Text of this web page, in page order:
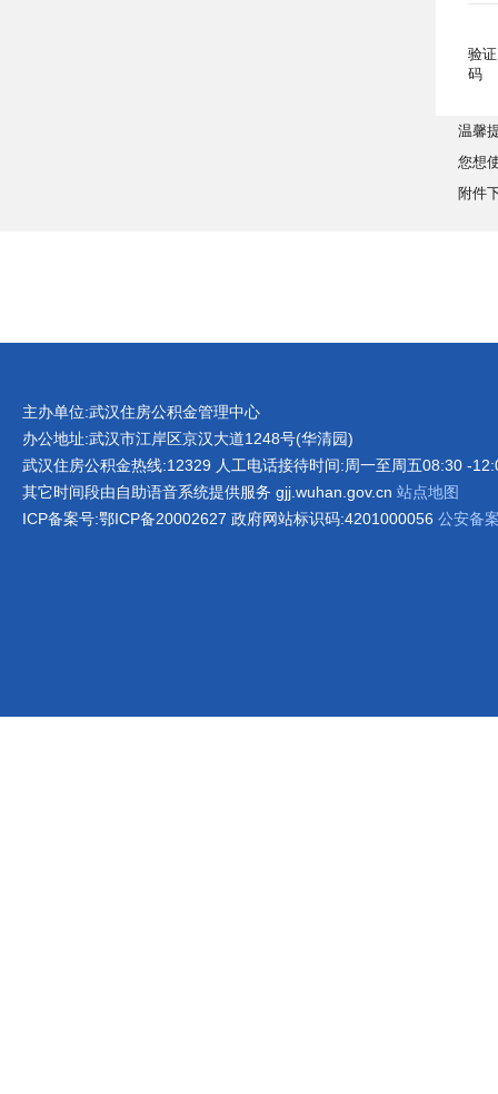
验证
码
温馨
您想
附件
主办单位:武汉住房公积金管理中心
办公地址:武汉市江岸区京汉大道1248号(华清园)
武汉住房公积金热线:12329 人工电话接待时间:周一至周五08:30 -
其它时间段由自助语音系统提供服务 gjj.wuhan.gov.cn 站点地图
ICP备案号:鄂ICP备20002627 政府网站标识码:4201000056 公安备